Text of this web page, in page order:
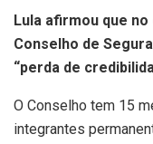
Lula afirmou que
Conselho de
“perda de
O Conselho tem 15
integrantes